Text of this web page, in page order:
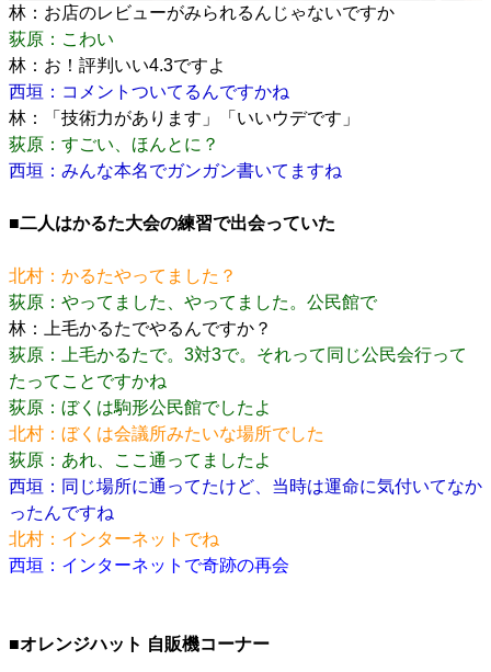
林：お店のレビューがみられるんじゃないですか
荻原：こわい
林：お！評判いい4.3ですよ
西垣：コメントついてるんですかね
林：「技術力があります」「いいウデです」
荻原：すごい、ほんとに？
西垣：みんな本名でガンガン書いてますね
■二人はかるた大会の練習で出会っていた
北村：かるたやってました？
荻原：やってました、やってました。公民館で
林：上毛かるたでやるんですか？
荻原：上毛かるたで。3対3で。それって同じ公民会行って
たってことですかね
荻原：ぼくは駒形公民館でしたよ
北村：ぼくは会議所みたいな場所でした
荻原：あれ、ここ通ってましたよ
西垣：同じ場所に通ってたけど、当時は運命に気付いてなか
ったんですね
北村：インターネットでね
西垣：インターネットで奇跡の再会
■オレンジハット 自販機コーナー